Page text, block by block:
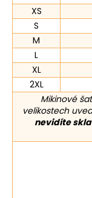
XS
S
M
L
XL
2XL
Mikinové
velikostech
nevidíte